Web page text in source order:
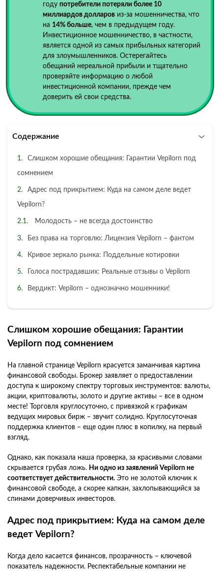
году потребители потеряли более 10
миллиардов долларов из-за мошенничества, что
на 14% больше, чем в предыдущем году.
Инвестиционное мошенничество, в частности,
является одной из самых прибыльных категорий
для злоумышленников. Остерегайтесь
обещаний нереальной прибыли и тщательно
проверяйте информацию о любой
инвестиционной компании, прежде чем
доверить ей свои средства.
Содержание
Слишком хорошие обещания: Гарантии Vepilorn под
сомнением
Адрес под прикрытием: Куда на самом деле ведет
Vepilorn?
Молодость – не всегда достоинство
Без права на торговлю: Лицензия Vepilorn – фантом
Кривое зеркало рынка: Поддельные котировки
Голоса пострадавших: Реальные отзывы о Vepilorn
Вердикт: Vepilorn – однозначно мошенники!
Слишком хорошие обещания: Гарантии
Vepilorn под сомнением
На главной странице Vepilorn красуется заманчивая картина
финансовой свободы. Брокер заявляет о предоставлении
доступа к широкому спектру торговых инструментов: валюты,
акции, криптовалюты, золото и другие активы – все в одном
месте! Торговля круглосуточно, с привязкой к графикам
ведущих мировых бирж – звучит солидно. Круглосуточная
поддержка клиентов – еще один плюс в копилку, на первый
взгляд.
Однако, как показала наша проверка, за красивыми словами
скрывается грубая ложь. Ни одно из заявлений Vepilorn не
соответствует действительности. Это не золотой ключик к
финансовой свободе, а скорее капкан, захлопывающийся за
спинами доверчивых инвесторов.
Адрес под прикрытием: Куда на самом деле
ведет Vepilorn?
Когда дело касается финансов, прозрачность – ключевой
показатель надежности. Респектабельные компании не